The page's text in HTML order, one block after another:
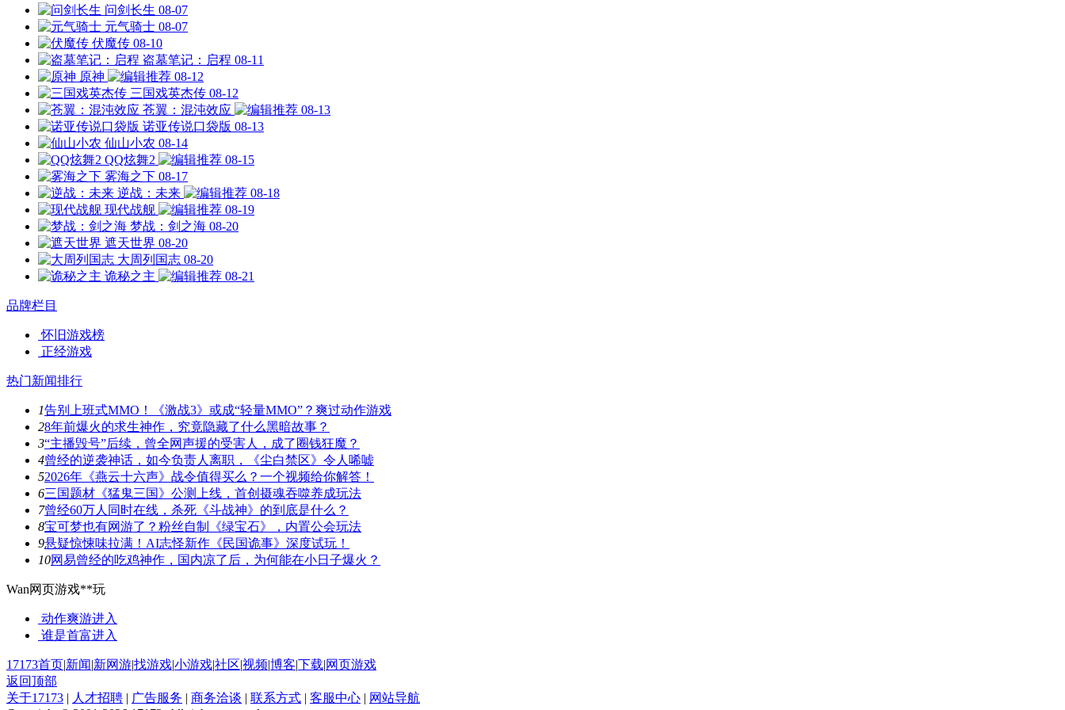
问剑长生 08-07
元气骑士 08-07
伏魔传 08-10
盗墓笔记：启程 08-11
原神
08-12
三国戏英杰传 08-12
苍翼：混沌效应
08-13
诺亚传说口袋版 08-13
仙山小农 08-14
QQ炫舞2
08-15
雾海之下 08-17
逆战：未来
08-18
现代战舰
08-19
梦战：剑之海 08-20
遮天世界 08-20
大周列国志 08-20
诡秘之主
08-21
品牌栏目
怀旧游戏榜
正经游戏
热门新闻排行
1告别上班式MMO！《激战3》或成“轻量MMO”？爽过动作游戏
28年前爆火的求生神作，究竟隐藏了什么黑暗故事？
3“主播毁号”后续，曾全网声援的受害人，成了圈钱狂魔？
4曾经的逆袭神话，如今负责人离职，《尘白禁区》令人唏嘘
52026年《燕云十六声》战令值得买么？一个视频给你解答！
6三国题材《猛鬼三国》公测上线，首创摄魂吞噬养成玩法
7曾经60万人同时在线，杀死《斗战神》的到底是什么？
8宝可梦也有网游了？粉丝自制《绿宝石》，内置公会玩法
9悬疑惊悚味拉满！AI志怪新作《民国诡事》深度试玩！
10网易曾经的吃鸡神作，国内凉了后，为何能在小日子爆火？
Wan网页游戏**玩
动作爽游进入
谁是首富进入
17173首页|新闻|新网游|找游戏|小游戏|社区|视频|博客|下载|网页游戏
返回顶部
关于17173 | 人才招聘 | 广告服务 | 商务洽谈 | 联系方式 | 客服中心 | 网站导航